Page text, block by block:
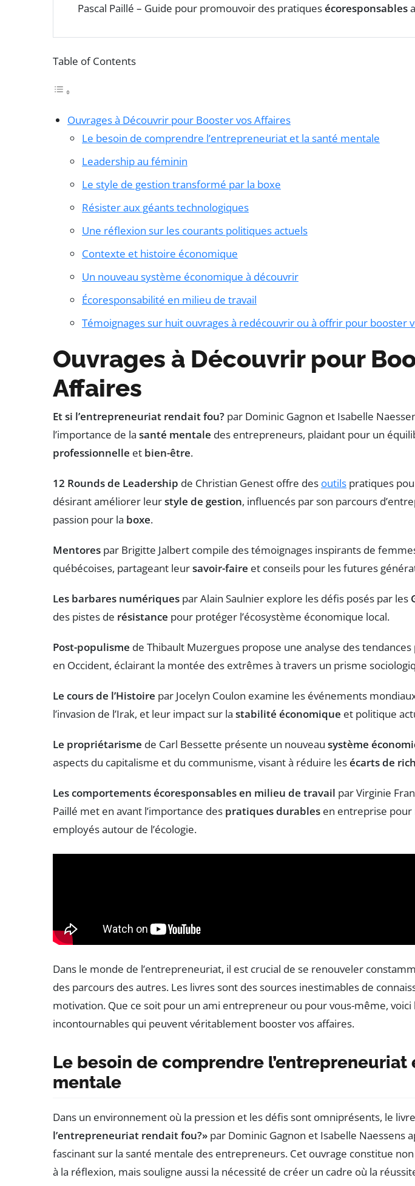
Pascal Paillé – Guide pour promouvoir des pratiquesécoresponsables
Table of Contents
Ouvrages à Découvrir pour Booster vos Affaires
Le besoin de comprendre l’entrepreneuriat et la santé mentale
Leadership au féminin
Le style de gestion transformé par la boxe
Résister aux géants technologiques
Une réflexion sur les courants politiques actuels
Contexte et histoire économique
Un nouveau système économique à découvrir
Écoresponsabilité en milieu de travail
Témoignages sur huit ouvrages à redécouvrir ou à offrir pour booster
Ouvrages à Découvrir pour
Affaires
Et si l’entrepreneuriat rendait fou? par Dominic Gagnon et Isabelle
l’importance de la santé mentale des entrepreneurs, plaidant pour un
professionnelle et bien-être.
12 Rounds de Leadership de Christian Genest offre des outils pratiques
désirant améliorer leurstyle de gestion, influencés par son parcours
passion pour la boxe.
Mentores par Brigitte Jalbert compile des témoignages inspirants de
québécoises, partageant leursavoir-faire et conseils pour les futures
Les barbares numériques par Alain Saulnier explore les défis posés par les
des pistes de résistance pour protéger l’écosystème économique local.
Post-populisme de Thibault Muzergues propose une analyse des
en Occident, éclairant la montée des extrêmes à travers un prisme
Le cours de l’Histoire par Jocelyn Coulon examine les événements
l’invasion de l’Irak, et leur impact sur la stabilité économique et politique
Le propriétarisme de Carl Bessette présente un nouveau système
aspects du capitalisme et du communisme, visant à réduire lesécarts de
Les comportements écoresponsables en milieu de travail par Virginie
Paillé met en avant l’importance des pratiques durables en entreprise
employés autour de l’écologie.
Dans le monde de l’entrepreneuriat, il est crucial de se renouveler
des parcours des autres. Les livres sont des sources inestimables de
motivation. Que ce soit pour un ami entrepreneur ou pour vous-même, voici
incontournables qui peuvent véritablement booster vos affaires.
Le besoin de comprendre l’entrepreneuriat
mentale
Dans un environnement où la pression et les défis sont omniprésents, le livre
l’entrepreneuriat rendait fou?» par Dominic Gagnon et Isabelle Naessens
fascinant sur la santé mentale des entrepreneurs. Cet ouvrage constitue
à la réflexion, mais souligne aussi la nécessité de créer un cadre où la